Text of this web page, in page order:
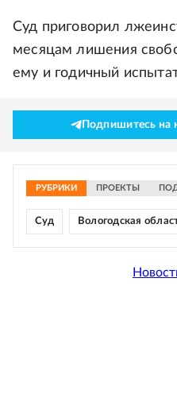
Суд приговорил
месяцам лишения
ему и годичный
Подпишитесь на
РУБРИКИ ПРОЕКТЫ
Суд Вологодская